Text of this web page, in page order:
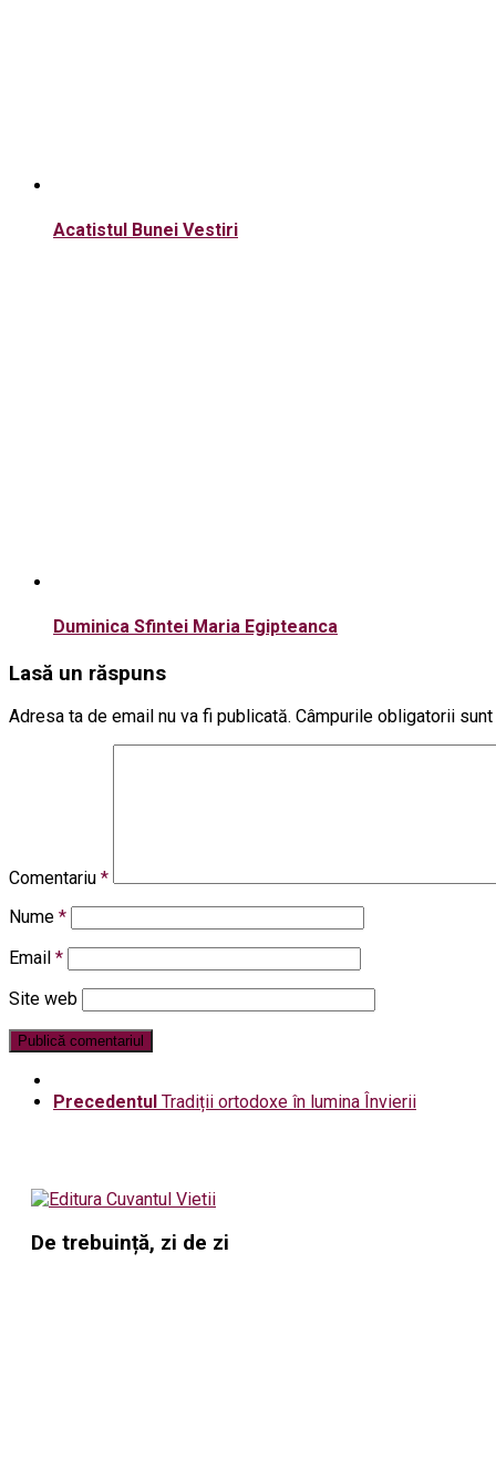
Acatistul Bunei Vestiri
Duminica Sfintei Maria Egipteanca
Lasă un răspuns
Adresa ta de email nu va fi publicată. Câmpurile obligatorii
Comentariu *
Nume *
Email *
Site web
Precedentul Tradiții ortodoxe în lumina Învierii
De trebuință, zi de zi